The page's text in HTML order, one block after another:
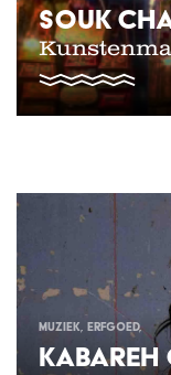
SOUK
MUZIEK ERFGOED
KABAREH
Afbeelding